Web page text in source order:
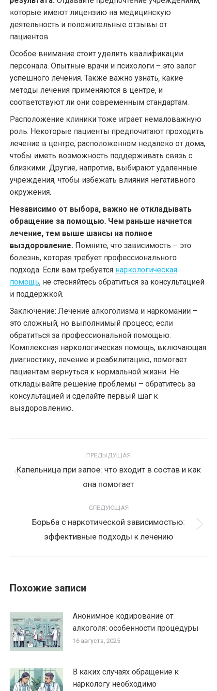
которые имеют лицензию на медицинскую
деятельность и положительные отзывы от
пациентов.
Особое внимание стоит уделить квалификации
персонала. Опытные врачи и психологи – это залог
успешного лечения. Также важно узнать, какие
методы лечения применяются в центре, и
соответствуют ли они современным стандартам.
Расположение клиники тоже играет немаловажную
роль. Некоторые пациенты предпочитают проходить
лечение в центре, расположенном недалеко от дома,
чтобы иметь возможность поддерживать связь с
близкими. Другие, напротив, выбирают удаленные
учреждения, чтобы избежать влияния негативного
окружения.
Независимо от выбора, важно не откладывать
обращение за помощью. Чем раньше начнется
лечение, тем выше шансы на полное
выздоровление. Помните, что зависимость – это
болезнь, которая требует профессионального
подхода. Если вам требуется наркологическая
помощь, не стесняйтесь обратиться за консультацией
и поддержкой.
Заключение: Лечение алкоголизма и наркомании –
это сложный, но выполнимый процесс, если
обратиться за профессиональной помощью.
Комплексная наркологическая помощь, включающая
диагностику, лечение и реабилитацию, помогает
пациентам вернуться к нормальной жизни. Не
откладывайте решение проблемы – обратитесь за
консультацией и сделайте первый шаг к
выздоровлению.
записям
ПРЕДЫДУЩАЯ
Предыдущая
запись:
Капельница при запое: что входит в состав и как
она помогает
СЛЕДУЮЩАЯ
запись:
Борьба с наркотической зависимостью:
эффективные подходы к лечению
Похожие записи
Анонимное кодирование от
алкоголя: особенности процедуры
16 августа, 2025
В каких случаях обращение к
наркологу необходимо